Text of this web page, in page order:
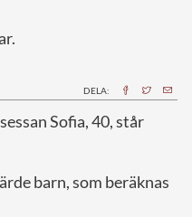
DELA:
Sofia, 40, står
barn, som beräknas